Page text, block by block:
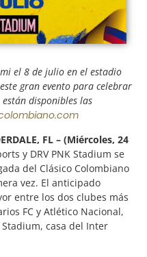
el 8 de julio en el estadio
gran evento para celebrar
disponibles las
FL – (Miércoles, 24
y DRV PNK Stadium se
del Clásico Colombiano
vez. El anticipado
entre los dos clubes más
FC y Atlético Nacional,
Stadium, casa del Inter